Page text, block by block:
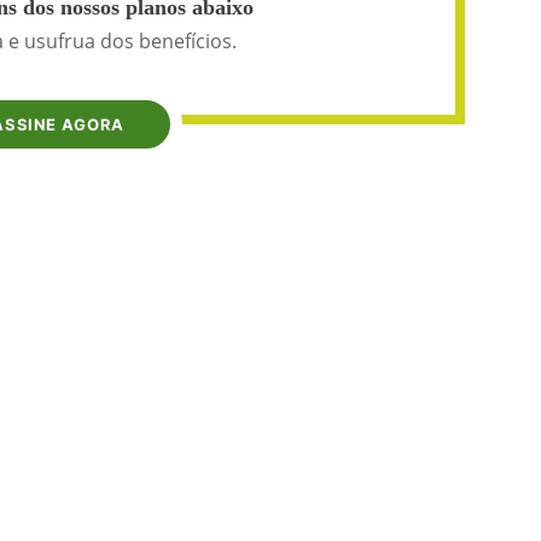
dos nossos planos abaixo
e usufrua dos benefícios.
AGORA